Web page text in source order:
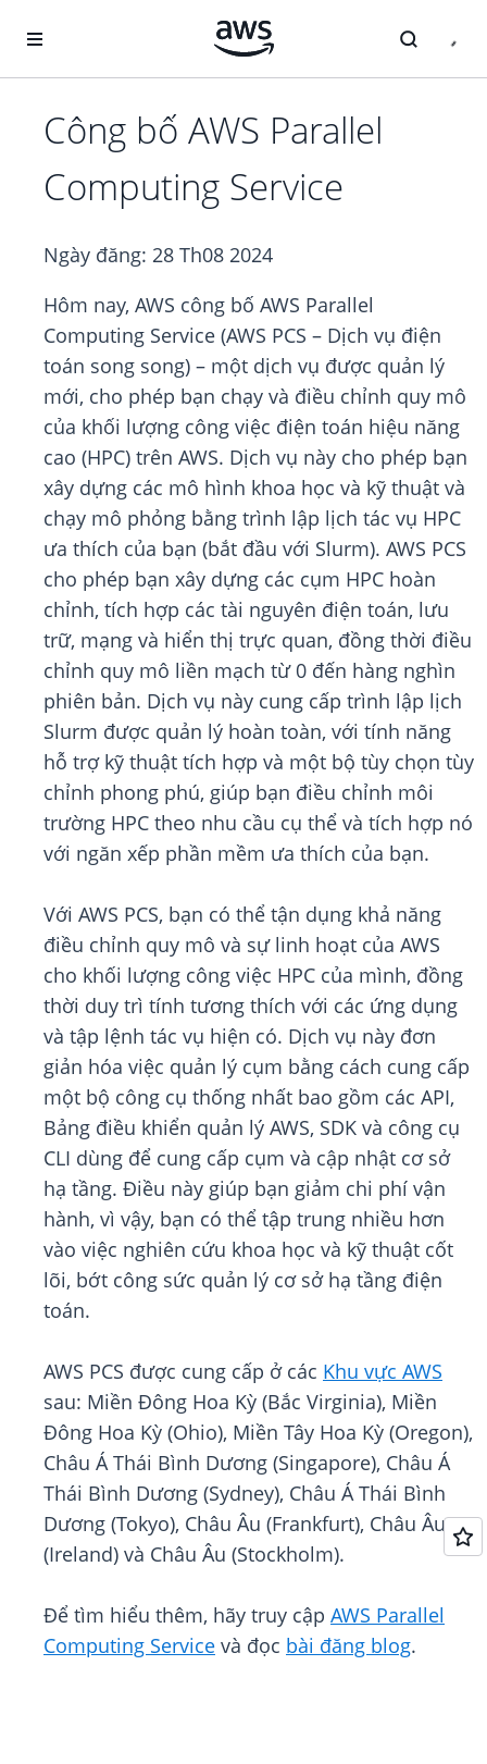
Công bố AWS Parallel
Computing Service
Ngày đăng: 28 Th08 2024
Hôm nay, AWS công bố AWS Parallel
Computing Service (AWS PCS – Dịch vụ điện
toán song song) – một dịch vụ được quản lý
mới, cho phép bạn chạy và điều chỉnh quy mô
của khối lượng công việc điện toán hiệu năng
cao (HPC) trên AWS. Dịch vụ này cho phép bạn
xây dựng các mô hình khoa học và kỹ thuật và
chạy mô phỏng bằng trình lập lịch tác vụ HPC
ưa thích của bạn (bắt đầu với Slurm). AWS PCS
cho phép bạn xây dựng các cụm HPC hoàn
chỉnh, tích hợp các tài nguyên điện toán, lưu
trữ, mạng và hiển thị trực quan, đồng thời điều
chỉnh quy mô liền mạch từ 0 đến hàng nghìn
phiên bản. Dịch vụ này cung cấp trình lập lịch
Slurm được quản lý hoàn toàn, với tính năng
hỗ trợ kỹ thuật tích hợp và một bộ tùy chọn tùy
chỉnh phong phú, giúp bạn điều chỉnh môi
trường HPC theo nhu cầu cụ thể và tích hợp nó
với ngăn xếp phần mềm ưa thích của bạn.
Với AWS PCS, bạn có thể tận dụng khả năng
điều chỉnh quy mô và sự linh hoạt của AWS
cho khối lượng công việc HPC của mình, đồng
thời duy trì tính tương thích với các ứng dụng
và tập lệnh tác vụ hiện có. Dịch vụ này đơn
giản hóa việc quản lý cụm bằng cách cung cấp
một bộ công cụ thống nhất bao gồm các API,
Bảng điều khiển quản lý AWS, SDK và công cụ
CLI dùng để cung cấp cụm và cập nhật cơ sở
hạ tầng. Điều này giúp bạn giảm chi phí vận
hành, vì vậy, bạn có thể tập trung nhiều hơn
vào việc nghiên cứu khoa học và kỹ thuật cốt
lõi, bớt công sức quản lý cơ sở hạ tầng điện
toán.
AWS PCS được cung cấp ở các Khu vực AWS
sau: Miền Đông Hoa Kỳ (Bắc Virginia), Miền
Đông Hoa Kỳ (Ohio), Miền Tây Hoa Kỳ (Oregon),
Châu Á Thái Bình Dương (Singapore), Châu Á
Thái Bình Dương (Sydney), Châu Á Thái Bình
Dương (Tokyo), Châu Âu (Frankfurt), Châu Âu
(Ireland) và Châu Âu (Stockholm).
Để tìm hiểu thêm, hãy truy cập AWS Parallel
Computing Service và đọc bài đăng blog.